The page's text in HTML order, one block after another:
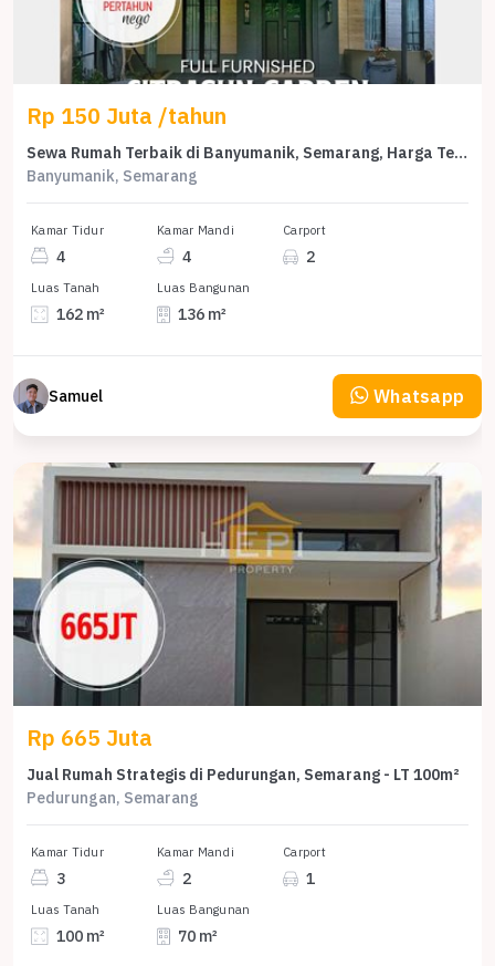
Rp 150 Juta /tahun
Sewa Rumah Terbaik di Banyumanik, Semarang, Harga Terjangkau
Banyumanik, Semarang
Kamar Tidur
4
Kamar Mandi
4
Carport
2
Luas Tanah
162 m²
Luas Bangunan
136 m²
Samuel Whatsapp
Rp 665 Juta
Jual Rumah Strategis di Pedurungan, Semarang - LT 100m²
Pedurungan, Semarang
Kamar Tidur
3
Kamar Mandi
2
Carport
1
Luas Tanah
100 m²
Luas Bangunan
70 m²